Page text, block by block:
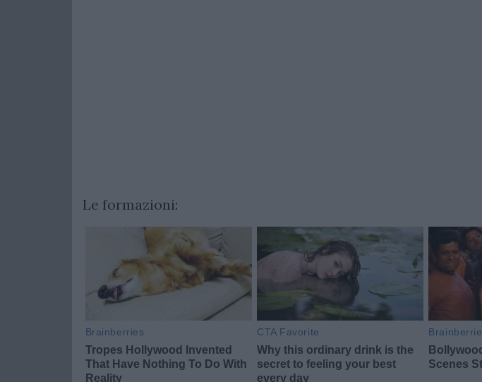
Le formazioni: